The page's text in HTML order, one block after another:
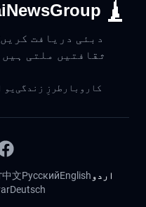
دبئی دریافت
ثقافتیں ملتی ہیں
کاروبار طرزِ زندگی یو
اردو English
Русский
中文
Deutsch